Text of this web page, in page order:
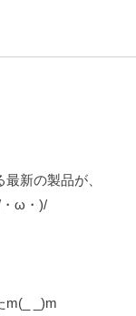
新の製品が、
・ω・)/
m(_ _)m